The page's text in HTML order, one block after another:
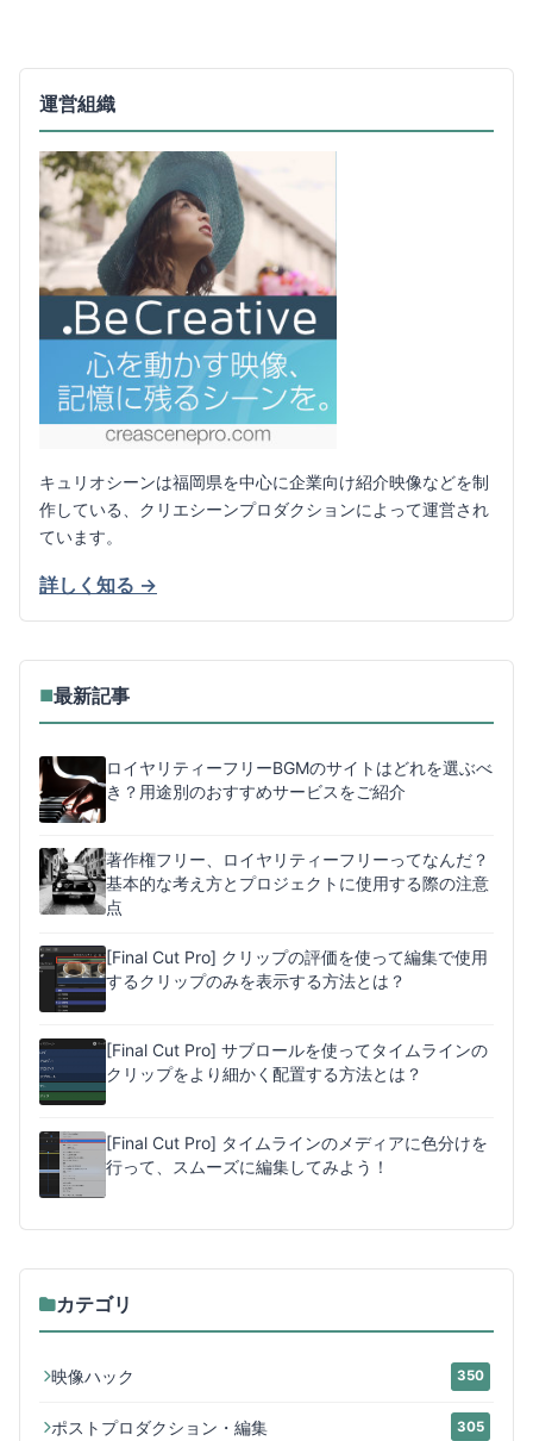
運営組織
キュリオシーンは福岡県を中心に企業向け紹介映像などを制
作している、クリエシーンプロダクションによって運営され
ています。
詳しく知る →
■最新記事
ロイヤリティーフリーBGMのサイトはどれを選ぶべ
き？用途別のおすすめサービスをご紹介
著作権フリー、ロイヤリティーフリーってなんだ？
基本的な考え方とプロジェクトに使用する際の注意
点
[Final Cut Pro] クリップの評価を使って編集で使用
するクリップのみを表示する方法とは？
[Final Cut Pro] サブロールを使ってタイムラインの
クリップをより細かく配置する方法とは？
[Final Cut Pro] タイムラインのメディアに色分けを
行って、スムーズに編集してみよう！
カテゴリ
映像ハック 350
ポストプロダクション・編集 305